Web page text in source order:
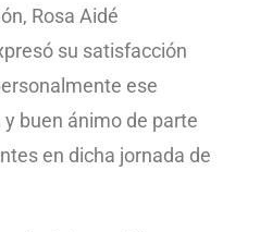
Rosa Aidé
su satisfacción
ese
buen ánimo de parte
en dicha jornada de